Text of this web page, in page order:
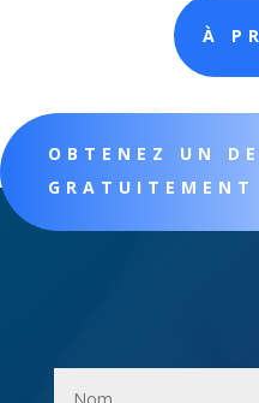
À
OBTENEZ UN
GRATUITEMENT